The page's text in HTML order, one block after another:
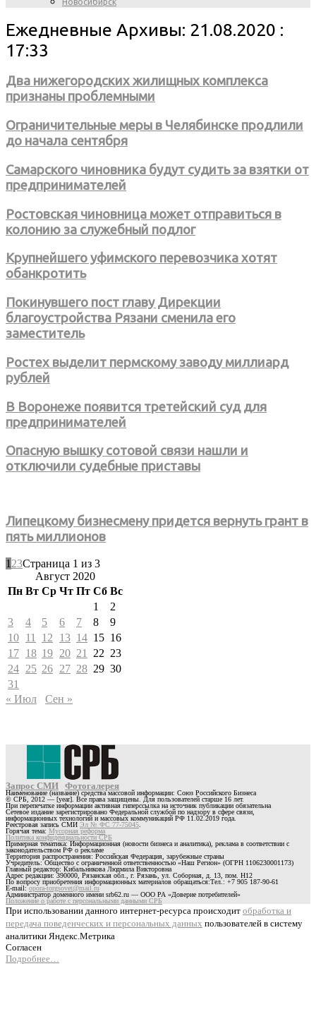
Ежедневные Архивы: 21.08.2020 :
17:33
Два нижегородских жилищных комплекса
признаны проблемными
Ограничительные меры в Челябинске продлили
до начала сентября
Самарского чиновника будут судить за взятки от
предпринимателей
Ростовская чиновница может отправиться в
колонию за служебный подлог
Крупнейшего уфимского перевозчика хотят
обанкротить
Покинувшего пост главу Дирекции
благоустройства Рязани сменила его
заместитель
Ростех выделит пермскому заводу миллиард
рублей
В Воронеже появится третейский суд для
предпринимателей
Опасную вышку сотовой связи нашли и
отключили судебные приставы
Липецкому бизнесмену придется вернуть грант в
пять миллионов
1 23Страница 1 из 3
Август 2020
Пн Вт Ср Чт Пт Сб Вс
1
2
3
4 5 6 7 8
9
10 11 12 13 14 15 16
17 18 19 20 21 22 23
24 25 26 27 28 29 30
31
« Июл
Сен »
Запрос СМИ Фотогалерея
Наименование (название) средства массовой информации: Союз Российского Бизнеса
© СРБ, 2012 — [year]. Все права защищены. Для пользователей старше 16 лет.
При перепечатке информации активная гиперссылка на источник публикации обязательна
Сетевое издание зарегистрировано Федеральной службой по надзору в сфере связи,
информационных технологий и массовых коммуникаций РФ 11.02.2019 года.
Реестровая запись СМИ Эл № ФС 77-75045.
Горячая тема: Мусорная реформа
Политика конфиденциальности СРБ
Примерная тематика: Информационная (новости бизнеса и аналитика), реклама в соответствии с
законодательством РФ о рекламе
Территория распространения: Российская Федерация, зарубежные страны
Учредитель: Общество с ограниченной ответственностью «Наш Регион» (ОГРН 1106230001173)
Главный редактор: Кибальникова Людмила Викторовна
Адрес редакции: 390000, Рязанская обл., г. Рязань, ул. Соборная, д. 13, пом. Н12
По вопросу приобретения информационных материалов обращаться:Тел.: +7 905 187-90-61
E-mail: opora-torgsovet@mail.ru
Администратор доменного имени srb62.ru — ООО РА «Доверие потребителей»
Положение о работе с персональными данными СРБ
При использовании данного интернет-ресурса происходит обработка и
передача поведенческих и персональных данных пользователей в систему
аналитики Яндекс.Метрика
Согласен
Подробнее…